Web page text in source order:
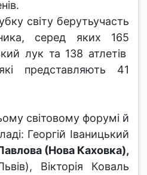
світу берутьучасть
серед яких 165
лук та 138 атлетів
представляють 41
світовому форумі й
Георгій Іваницький
(Нова Каховка),
Вікторія Коваль